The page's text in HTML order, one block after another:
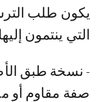
يكون طلب
التي ينتمون
- نسخة طبق
صفة مقاوم أو